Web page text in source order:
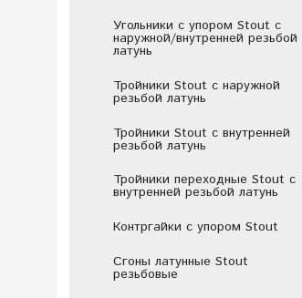
Угольники с упором Stout с
наружной/внутренней резьбой
латунь
Тройники Stout c наружной
резьбой латунь
Тройники Stout c внутренней
резьбой латунь
Тройники переходные Stout c
внутренней резьбой латунь
Контргайки с упором Stout
Сгоны латунные Stout
резьбовые